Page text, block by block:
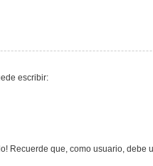
escribir:
Recuerde que, como usuario,